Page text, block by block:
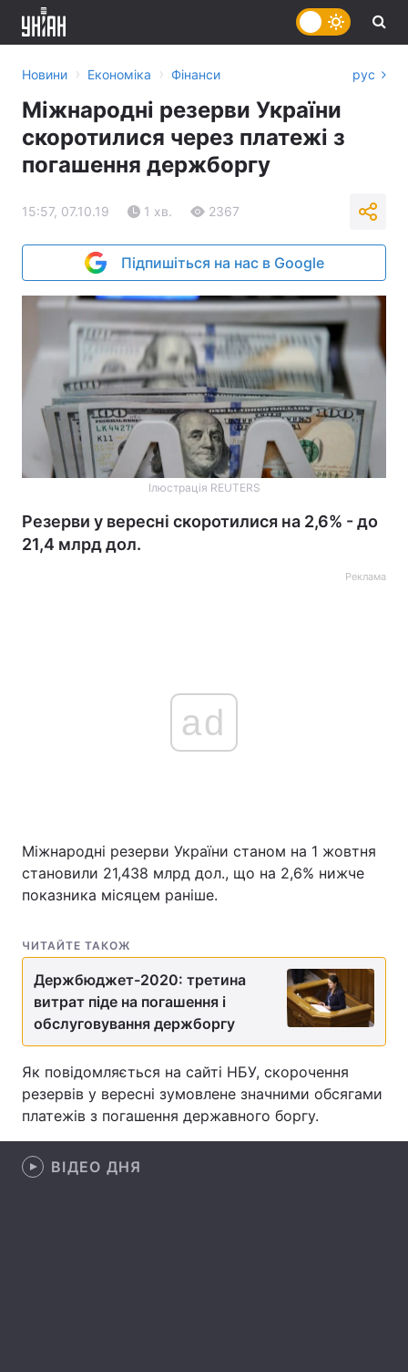
Головна
Економіка Світ
Спорт
Зброя Інциденти
Цікавинки
Новини › Економіка › Фінанси рус
Міжнародні резерви України
скоротилися через платежі з
погашення держборгу
15:57, 07.10.19 1 хв. 2367
Підпишіться на нас в Google
Ілюстрація REUTERS
Резерви у вересні скоротилися на 2,6% - до
21,4 млрд дол.
Реклама
ad
Міжнародні резерви України станом на 1 жовтня
становили 21,438 млрд дол., що на 2,6% нижче
показника місяцем раніше.
ЧИТАЙТЕ ТАКОЖ
Держбюджет-2020: третина
витрат піде на погашення і
обслуговування держборгу
Як повідомляється на сайті НБУ, скорочення
резервів у вересні зумовлене значними обсягами
платежів з погашення державного боргу.
ВІДЕО ДНЯ